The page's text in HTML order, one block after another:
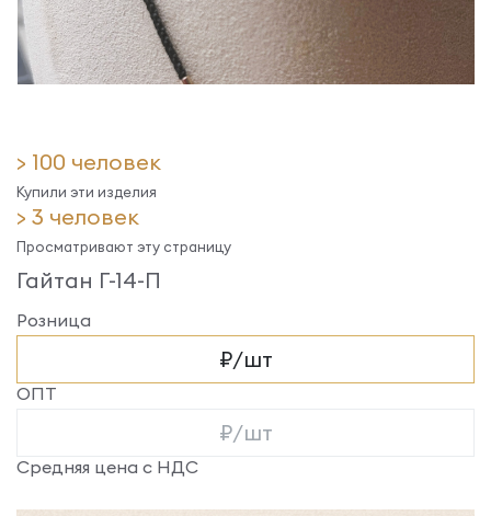
> 100 человек
Купили эти изделия
> 3 человек
Просматривают эту страницу
Гайтан Г-14-П
Розница
₽/шт
ОПТ
₽/шт
Средняя цена с НДС